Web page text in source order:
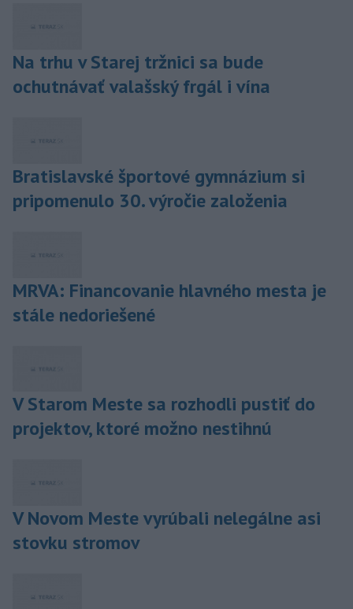
Na trhu v Starej tržnici sa bude
ochutnávať valašský frgál i vína
Bratislavské športové gymnázium si
pripomenulo 30. výročie založenia
MRVA: Financovanie hlavného mesta je
stále nedoriešené
V Starom Meste sa rozhodli pustiť do
projektov, ktoré možno nestihnú
V Novom Meste vyrúbali nelegálne asi
stovku stromov